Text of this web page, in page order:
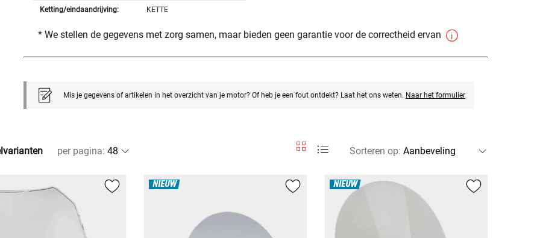
Ketting/eindaandrijving: KETTE
* We stellen de gegevens met zorg samen, maar bieden geen garantie voor de correctheid ervan
Mis je gegevens of artikelen in het overzicht van je motor? Of heb je een fout ontdekt? Laat het ons weten. Naar het formulier
per pagina: Sorteren op:
NIEUW NIEUW